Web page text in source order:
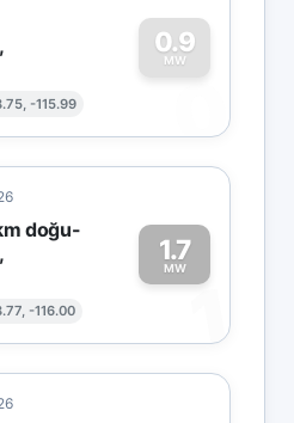
-115.99
0.9
MW
0
doğu-
-116.00
1.7
MW
1